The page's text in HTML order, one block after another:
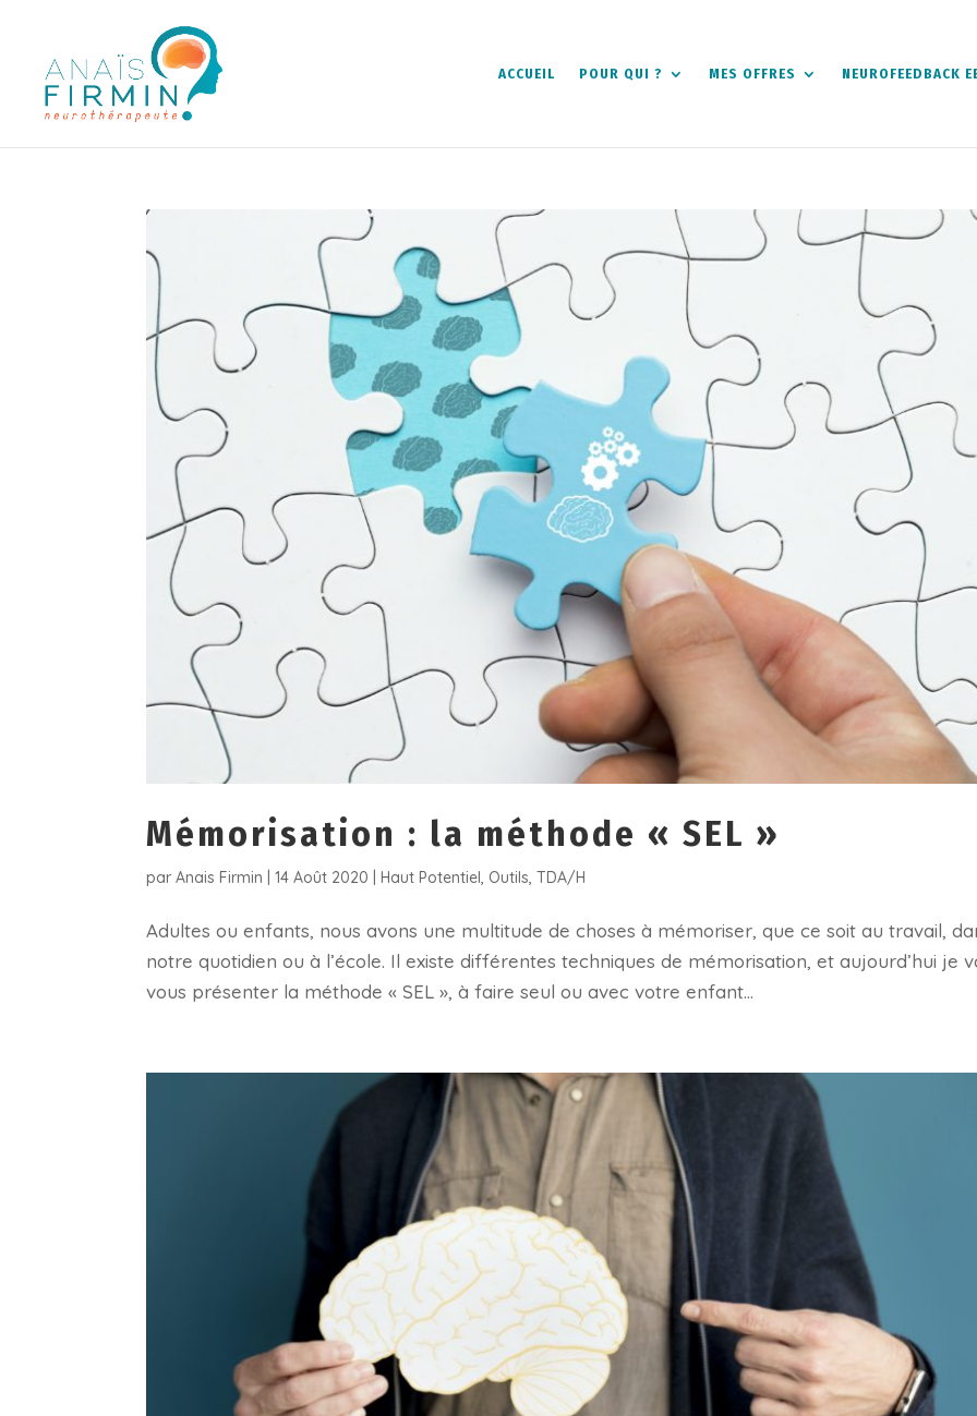
ACCUEIL POUR QUI ? MES OFFRES NEUROFEEDBACK
Mémorisation : la méthode « SEL »
parAnais Firmin |14 Août 2020 Haut Potentiel, Outils,TDA/H
Adultes ou enfants, nous avons une multitude de choses à mémoriser, que ce soit au travail,
notre quotidien ou à l’école. Il existe différentes techniques de mémorisation, et aujourd’hui je
vous présenter la méthode « SEL », à faire seul ou avec votre enfant...